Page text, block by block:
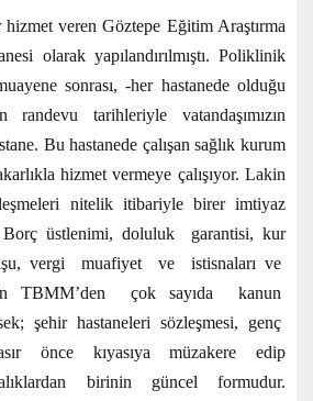
veren Göztepe Eğitim Araştırma
olarak yapılandırılmıştı. Poliklinik
sonrası, -her hastanede olduğu
tarihleriyle vatandaşımızın
Bu hastanede çalışan sağlık kurum
hizmet vermeye çalışıyor. Lakin
nitelik itibariyle birer imtiyaz
Borç üstlenimi, doluluk garantisi, kur
vergi muafiyet ve istisnaları ve
çok sayıda kanun
şehir hastaneleri sözleşmesi, genç
önce kıyasıya müzakere edip
birinin güncel formudur.